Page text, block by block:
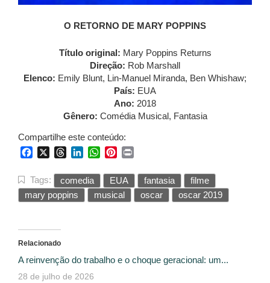
O RETORNO DE MARY POPPINS
Título original: Mary Poppins Returns
Direção: Rob Marshall
Elenco: Emily Blunt, Lin-Manuel Miranda, Ben Whishaw;
País: EUA
Ano: 2018
Gênero: Comédia Musical, Fantasia
Compartilhe este conteúdo:
FacebookThreadsLinkedInWhatsApp
Pinterest
Tags: comedia EUA fantasia
filme
mary poppins
musical oscar oscar 2019
Relacionado
A reinvenção do trabalho e o choque geracional: um...
28 de julho de 2026